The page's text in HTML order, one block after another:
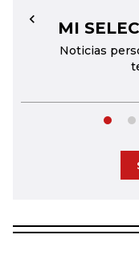
MI
Noticias
←